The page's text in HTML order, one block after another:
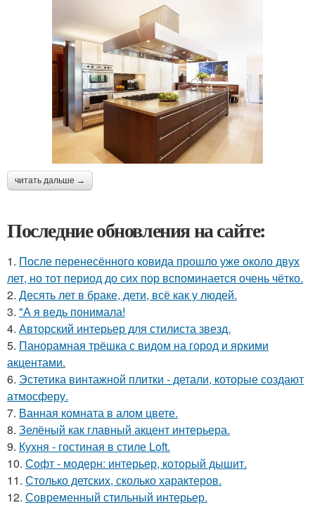
читать дальше →
Последние обновления на сайте:
1. После перенесённого ковида прошло уже около двух
лет, но тот период до сих пор вспоминается очень чётко.
2. Десять лет в браке, дети, всё как у людей.
3. "А я ведь понимала!
4. Авторский интерьер для стилиста звезд.
5. Панорамная трёшка с видом на город и яркими
акцентами.
6. Эстетика винтажной плитки - детали, которые создают
атмосферу.
7. Ванная комната в алом цвете.
8. Зелёный как главный акцент интерьера.
9. Кухня - гостиная в стиле Loft.
10. Софт - модерн: интерьер, который дышит.
11. Столько детских, сколько характеров.
12. Современный стильный интерьер.